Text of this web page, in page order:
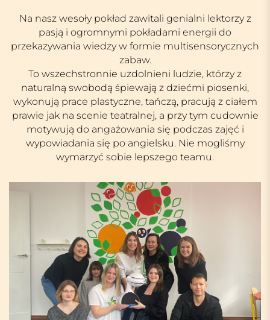
Na nasz wesoły pokład zawitali genialni lektorzy z
pasją i ogromnymi pokładami energii do
przekazywania wiedzy w formie multisensorycznych
zabaw.
To wszechstronnie uzdolnieni ludzie, którzy z
naturalną swobodą śpiewają z dziećmi piosenki,
wykonują prace plastyczne, tańczą, pracują z ciałem
prawie jak na scenie teatralnej, a przy tym cudownie
motywują do angażowania się podczas zajęć i
wypowiadania się po angielsku. Nie mogliśmy
wymarzyć sobie lepszego teamu.